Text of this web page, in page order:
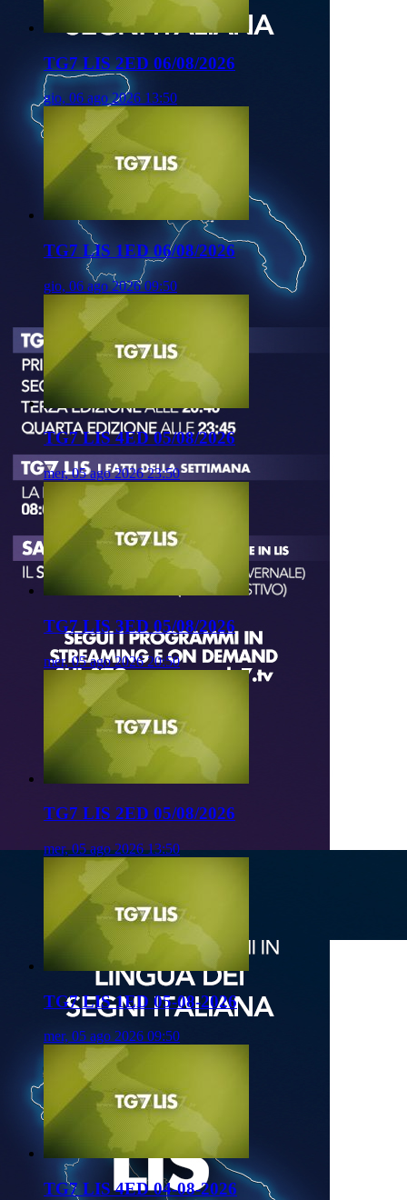
TG7 LIS 2ED 06/08/2026
gio, 06 ago 2026 13:50
TG7 LIS 1ED 06/08/2026
gio, 06 ago 2026 09:50
TG7 LIS 4ED 05/08/2026
mer, 05 ago 2026 23:50
TG7 LIS 3ED 05/08/2026
mer, 05 ago 2026 20:50
TG7 LIS 2ED 05/08/2026
mer, 05 ago 2026 13:50
TG7 LIS 1ED 05-08-2026
mer, 05 ago 2026 09:50
TG7 LIS 4ED 04-08-2026